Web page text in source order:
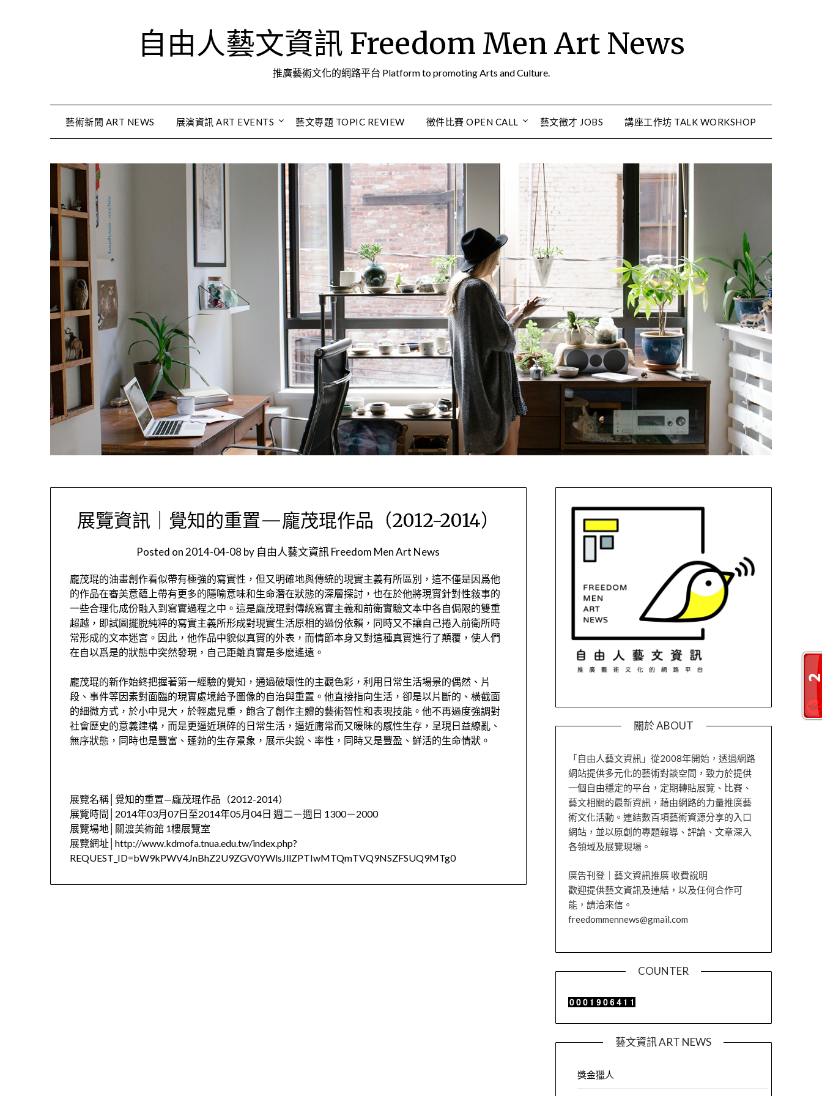
自由人藝文資訊 Freedom Men Art News
推廣藝術文化的網路平台 Platform to promoting Arts and Culture.
藝術新聞 ART NEWS 展演資訊 ART EVENTS 藝文專題 TOPIC REVIEW 徵件比賽 OPEN CALL 藝文徵才 JOBS 講座工作坊 TALK WORKSHOP
展覽資訊｜覺知的重置—龐茂琨作品（2012-2014）
Posted on2014-04-08 by 自由人藝文資訊 Freedom Men Art News
龐茂琨的油畫創作看似帶有極強的寫實性，但又明確地與傳統的現實主義有所區別，這不僅是因爲他
的作品在審美意蘊上帶有更多的隱喻意味和生命潛在狀態的深層探討，也在於他將現實針對性敍事的
一些合理化成份融入到寫實過程之中。這是龐茂琨對傳統寫實主義和前衛實驗文本中各自侷限的雙重
超越，即試圖擺脫純粹的寫實主義所形成對現實生活原相的過份依賴，同時又不讓自己捲入前衛所時
常形成的文本迷宮。因此，他作品中貌似真實的外表，而情節本身又對這種真實進行了顛覆，使人們
在自以爲是的狀態中突然發現，自己距離真實是多麽遙遠。
龐茂琨的新作始終把握著第一經驗的覺知，通過破壞性的主觀色彩，利用日常生活場景的偶然、片
段、事件等因素對面臨的現實處境給予圖像的自治與重置。他直接指向生活，卻是以片斷的、橫截面
的細微方式，於小中見大，於輕處見重，飽含了創作主體的藝術智性和表現技能。他不再過度強調對
社會歷史的意義建構，而是更逼近瑣碎的日常生活，逼近庸常而又暖昧的感性生存，呈現日益繚亂、
無序狀態，同時也是豐富、蓬勃的生存景象，展示尖銳、率性，同時又是豐盈、鮮活的生命情狀。
展覽名稱│覺知的重置—龐茂琨作品（2012-2014）
展覽時間│2014年03月07日至2014年05月04日 週二－週日 1300－2000
展覽場地│關渡美術館 1樓展覽室
展覽網址│http://www.kdmofa.tnua.edu.tw/index.php?
REQUEST_ID=bW9kPWV4JnBhZ2U9ZGV0YWlsJllZPTIwMTQmTVQ9NSZFSUQ9MTg0
關於 ABOUT
「自由人藝文資訊」從2008年開始，透過網路
網站提供多元化的藝術對談空間，致力於提供
一個自由穩定的平台，定期轉貼展覽、比賽、
藝文相關的最新資訊，藉由網路的力量推廣藝
術文化活動。連結數百項藝術資源分享的入口
網站，並以原創的專題報導、評論、文章深入
各領域及展覽現場。
廣告刊登｜藝文資訊推廣 收費說明
歡迎提供藝文資訊及連結，以及任何合作可
能，請洽來信。
freedommennews@gmail.com
COUNTER
藝文資訊 ART NEWS
獎金獵人